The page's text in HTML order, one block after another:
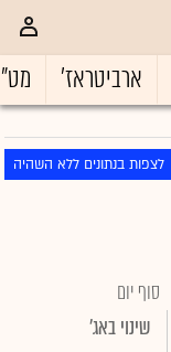
ארביטראז'
לצפות בנתונים ללא השהיה
סוף יום
שינוי באג'